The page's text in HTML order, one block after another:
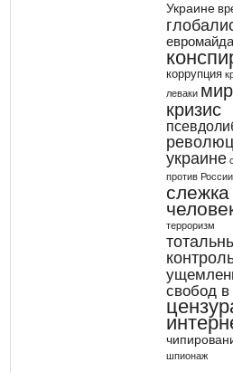
Украине
коррупция
леваки
кризис
украине
против России
слежка
терроризм
свобод
шпионаж